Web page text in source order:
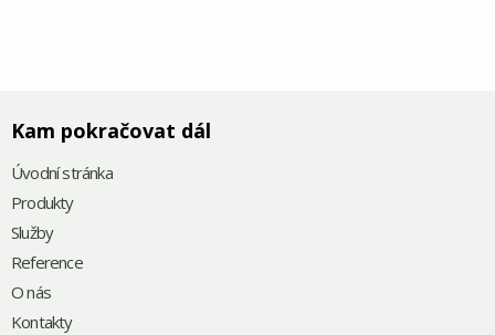
Kam pokračovat dál
Úvodní stránka
Produkty
Služby
Reference
O nás
Kontakty